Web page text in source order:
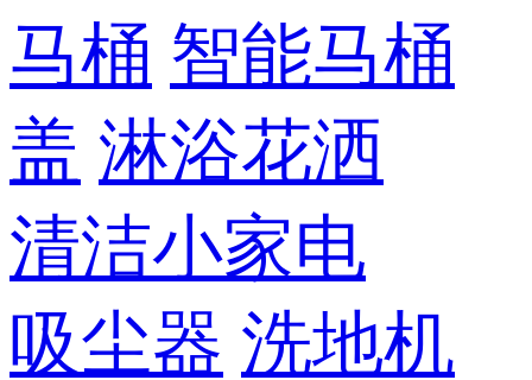
马桶 智能马桶
盖 淋浴花洒
清洁小家电
吸尘器 洗地机